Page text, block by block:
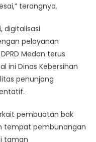
terangnya.
digitalisasi
pelayanan
Medan terus
ini Dinas Kebersihan
penunjang
pembuatan bak
tempat pembunangan
taman